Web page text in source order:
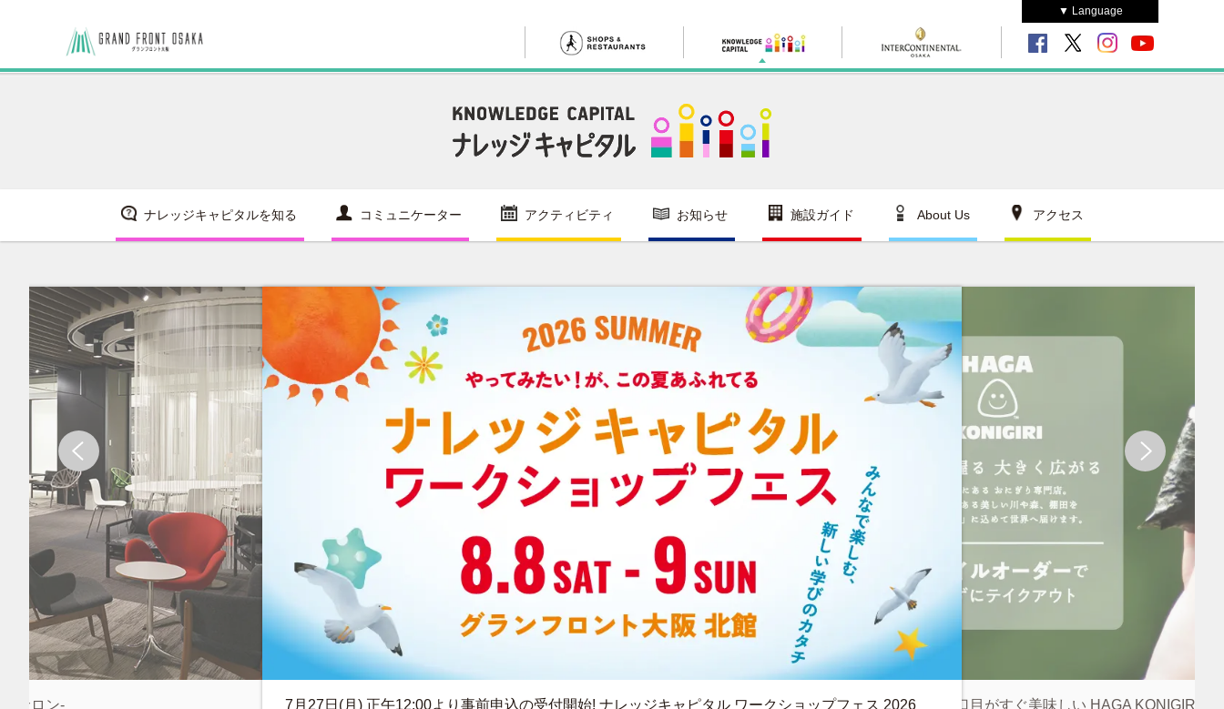
▼ Language
ナレッジキャピタルを知る コミュニケーター アクティビティ お知らせ 施設ガイド About Us アクセス
サロン-
7月27日(月) 正午12:00より事前申込の受付開始! ナレッジキャピタル ワークショップフェス 2026小さいから一口目がすぐ美味しい HAGA KONIGIRI